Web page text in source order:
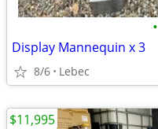
•
Display Mannequin x 3
8/6 Lebec
$11,995